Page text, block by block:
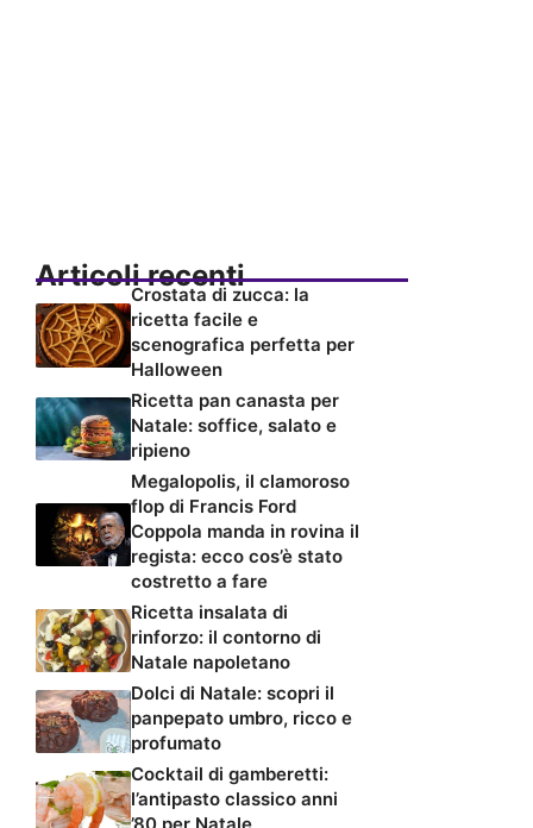
Articoli recenti
Crostata di zucca: la
ricetta facile e
scenografica perfetta per
Halloween
Ricetta pan canasta per
Natale: soffice, salato e
ripieno
Megalopolis, il clamoroso
flop di Francis Ford
Coppola manda in rovina il
regista: ecco cos’è stato
costretto a fare
Ricetta insalata di
rinforzo: il contorno di
Natale napoletano
Dolci di Natale: scopri il
panpepato umbro, ricco e
profumato
Cocktail di gamberetti:
l’antipasto classico anni